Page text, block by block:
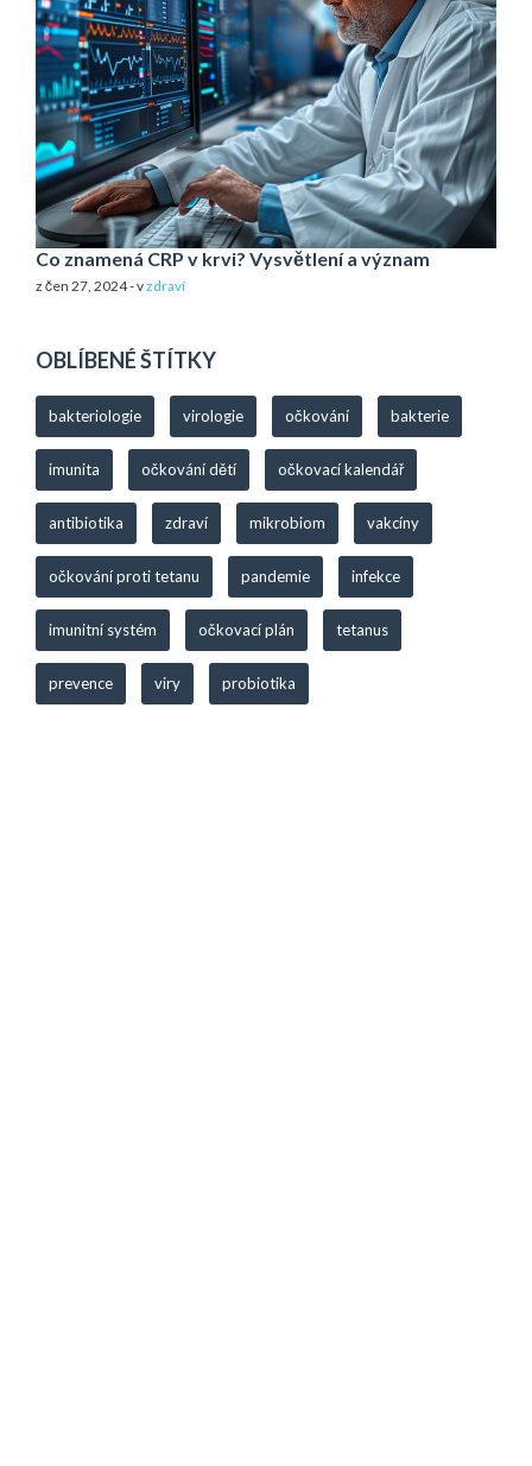
Co znamená CRP v krvi? Vysvětlení a význam
z čen 27, 2024 - vzdraví
OBLÍBENÉ ŠTÍTKY
bakteriologie virologie očkování bakterie
imunita očkování dětí očkovací kalendář
antibiotika zdraví mikrobiom vakcíny
očkování proti tetanu pandemie infekce
imunitní systém očkovací plán tetanus
prevence viry probiotika